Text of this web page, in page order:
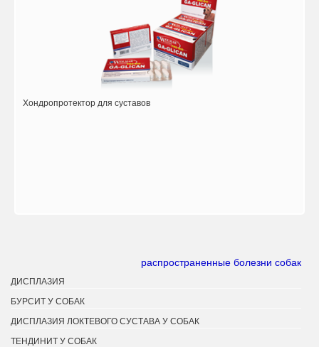
Хондропротектор для суставов
распространенные болезни собак
ДИСПЛАЗИЯ
БУРСИТ У СОБАК
ДИСПЛАЗИЯ ЛОКТЕВОГО СУСТАВА У СОБАК
ТЕНДИНИТ У СОБАК